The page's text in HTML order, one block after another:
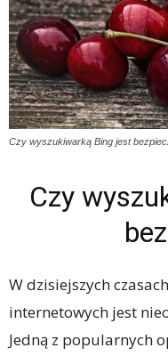
Czy wyszukiwarką Bing jest
Czy
W dzisiejszych
internetowych jest
Jedną z popularnych